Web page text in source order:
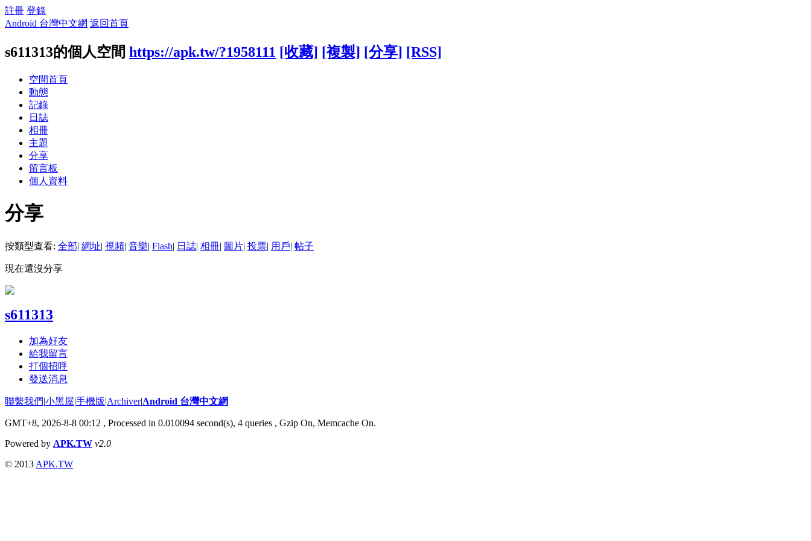
註冊 登錄
Android 台灣中文網 返回首頁
s611313的個人空間 https://apk.tw/?1958111 [收藏] [複製] [分享] [RSS]
空間首頁
動態
記錄
日誌
相冊
主題
分享
留言板
個人資料
分享
按類型查看: 全部| 網址| 視頻| 音樂| Flash| 日誌| 相冊| 圖片| 投票| 用戶| 帖子
現在還沒分享
s611313
加為好友
給我留言
打個招呼
發送消息
聯繫我們|小黑屋|手機版|Archiver|Android 台灣中文網
GMT+8, 2026-8-8 00:12 , Processed in 0.010094 second(s), 4 queries , Gzip On, Memcache On.
Powered by APK.TW v2.0
© 2013 APK.TW